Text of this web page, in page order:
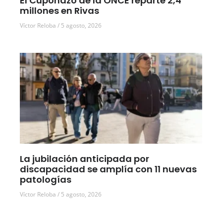
millones en Rivas
Víctor Reloba 5 agosto, 2026
La jubilación anticipada por
discapacidad se amplía con 11 nuevas
patologías
Víctor Reloba 5 agosto, 2026